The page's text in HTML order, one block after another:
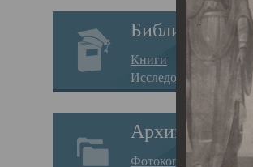
Библиотека
Книги
Исследования
Архив
Фотокопии дел